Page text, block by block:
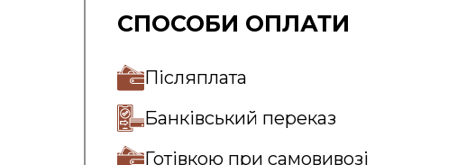
СПОСОБИ ОПЛАТИ
Післяплата
Банківський переказ
Готівкою при самовивозі